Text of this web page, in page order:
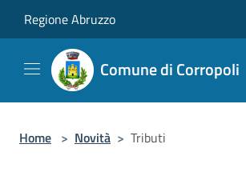
Regione Abruzzo
Comune di Corropoli
Home > Novità > Tributi